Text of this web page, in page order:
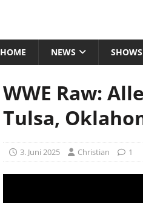
HOME NEWS SHOWS
WWE Raw:
Tulsa,
3. Juni 2025 Christian 1